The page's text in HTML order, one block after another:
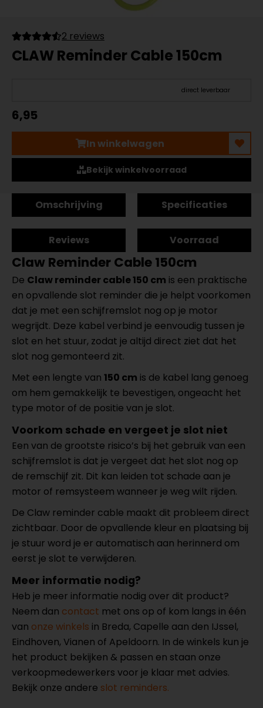
2 reviews
CLAW Reminder Cable 150cm
direct leverbaar
6,95
In winkelwagen
Bekijk winkelvoorraad
Omschrijving Specificaties
Reviews Voorraad
Claw Reminder Cable 150cm
De Claw reminder cable 150 cm is een praktische
en opvallende slot reminder die je helpt voorkomen
dat je met een schijfremslot nog op je motor
wegrijdt. Deze kabel verbind je eenvoudig tussen je
slot en het stuur, zodat je altijd direct ziet dat het
slot nog gemonteerd zit.
Met een lengte van 150 cm is de kabel lang genoeg
om hem gemakkelijk te bevestigen, ongeacht het
type motor of de positie van je slot.
Voorkom schade en vergeet je slot niet
Een van de grootste risico’s bij het gebruik van een
schijfremslot is dat je vergeet dat het slot nog op
de remschijf zit. Dit kan leiden tot schade aan je
motor of remsysteem wanneer je weg wilt rijden.
De Claw reminder cable maakt dit probleem direct
zichtbaar. Door de opvallende kleur en plaatsing bij
je stuur word je er automatisch aan herinnerd om
eerst je slot te verwijderen.
Meer informatie nodig?
Heb je meer informatie nodig over dit product?
Neem dan contact met ons op of kom langs in één
van onze winkels in Breda, Capelle aan den IJssel,
Eindhoven, Vianen of Apeldoorn. In de winkels kun je
het product bekijken & passen en staan onze
verkoopmedewerkers voor je klaar met advies.
Bekijk onze andere slot reminders.